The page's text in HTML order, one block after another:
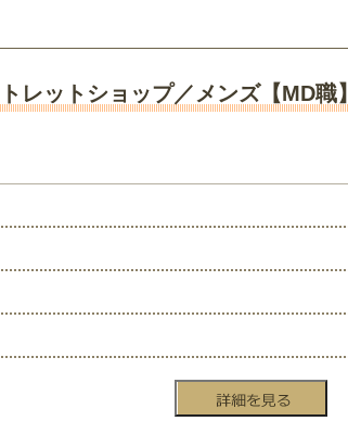
レットショップ／メンズ【MD職】